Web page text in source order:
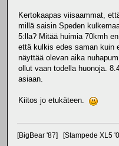
Kertokaapas viisaammat,
millä saisin Speden
5:lla? Mitää huimia 70kmh
että kulkis edes saman kuin
näyttää olevan aika
ollut vaan todella huonoja.
asiaan.
Kiitos jo etukäteen.
[BigBear '87] [Stampede XL5